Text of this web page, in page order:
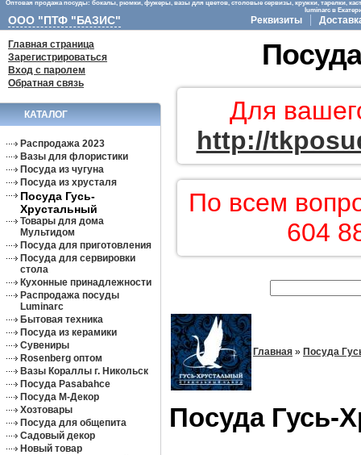
Оптовая продажа посуды: бокалы, рюмки, фужеры, вазы для цветов, столовые сервизы, кружки, тарелки,
luminarc в
ООО "ПТФ "БАЗИС" Реквизиты
Главная страница
Зарегистрироваться
Вход с паролем
Обратная связь
КАТАЛОГ
Распродажа 2023
Вазы для флористики
Посуда из чугуна
Посуда из хрусталя
Посуда Гусь-
Хрустальный
Товары для дома
Мультидом
Посуда для приготовления
Посуда для сервировки
стола
Кухонные принадлежности
Распродажа посуды
Luminarc
Бытовая техника
Посуда из керамики
Сувениры
Rosenberg оптом
Вазы Кораллы г. Никольск
Посуда Pasabahce
Посуда М-Декор
Хозтовары
Посуда для общепита
Садовый декор
Новый товар
Для
http://
По всем
604
Главная » Посуда
Посуда Гусь-